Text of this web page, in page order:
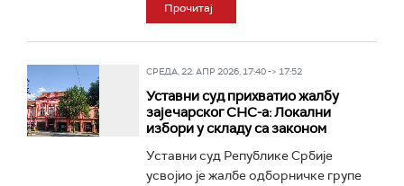
Прочитај
СРЕДА, 22. АПР 2026, 17:40 -> 17:52
Уставни суд прихватио жалбу
зајечарског СНС-а: Локални
избори у складу са законом
Уставни суд Републике Србије
усвојио је жалбе одборничке групе